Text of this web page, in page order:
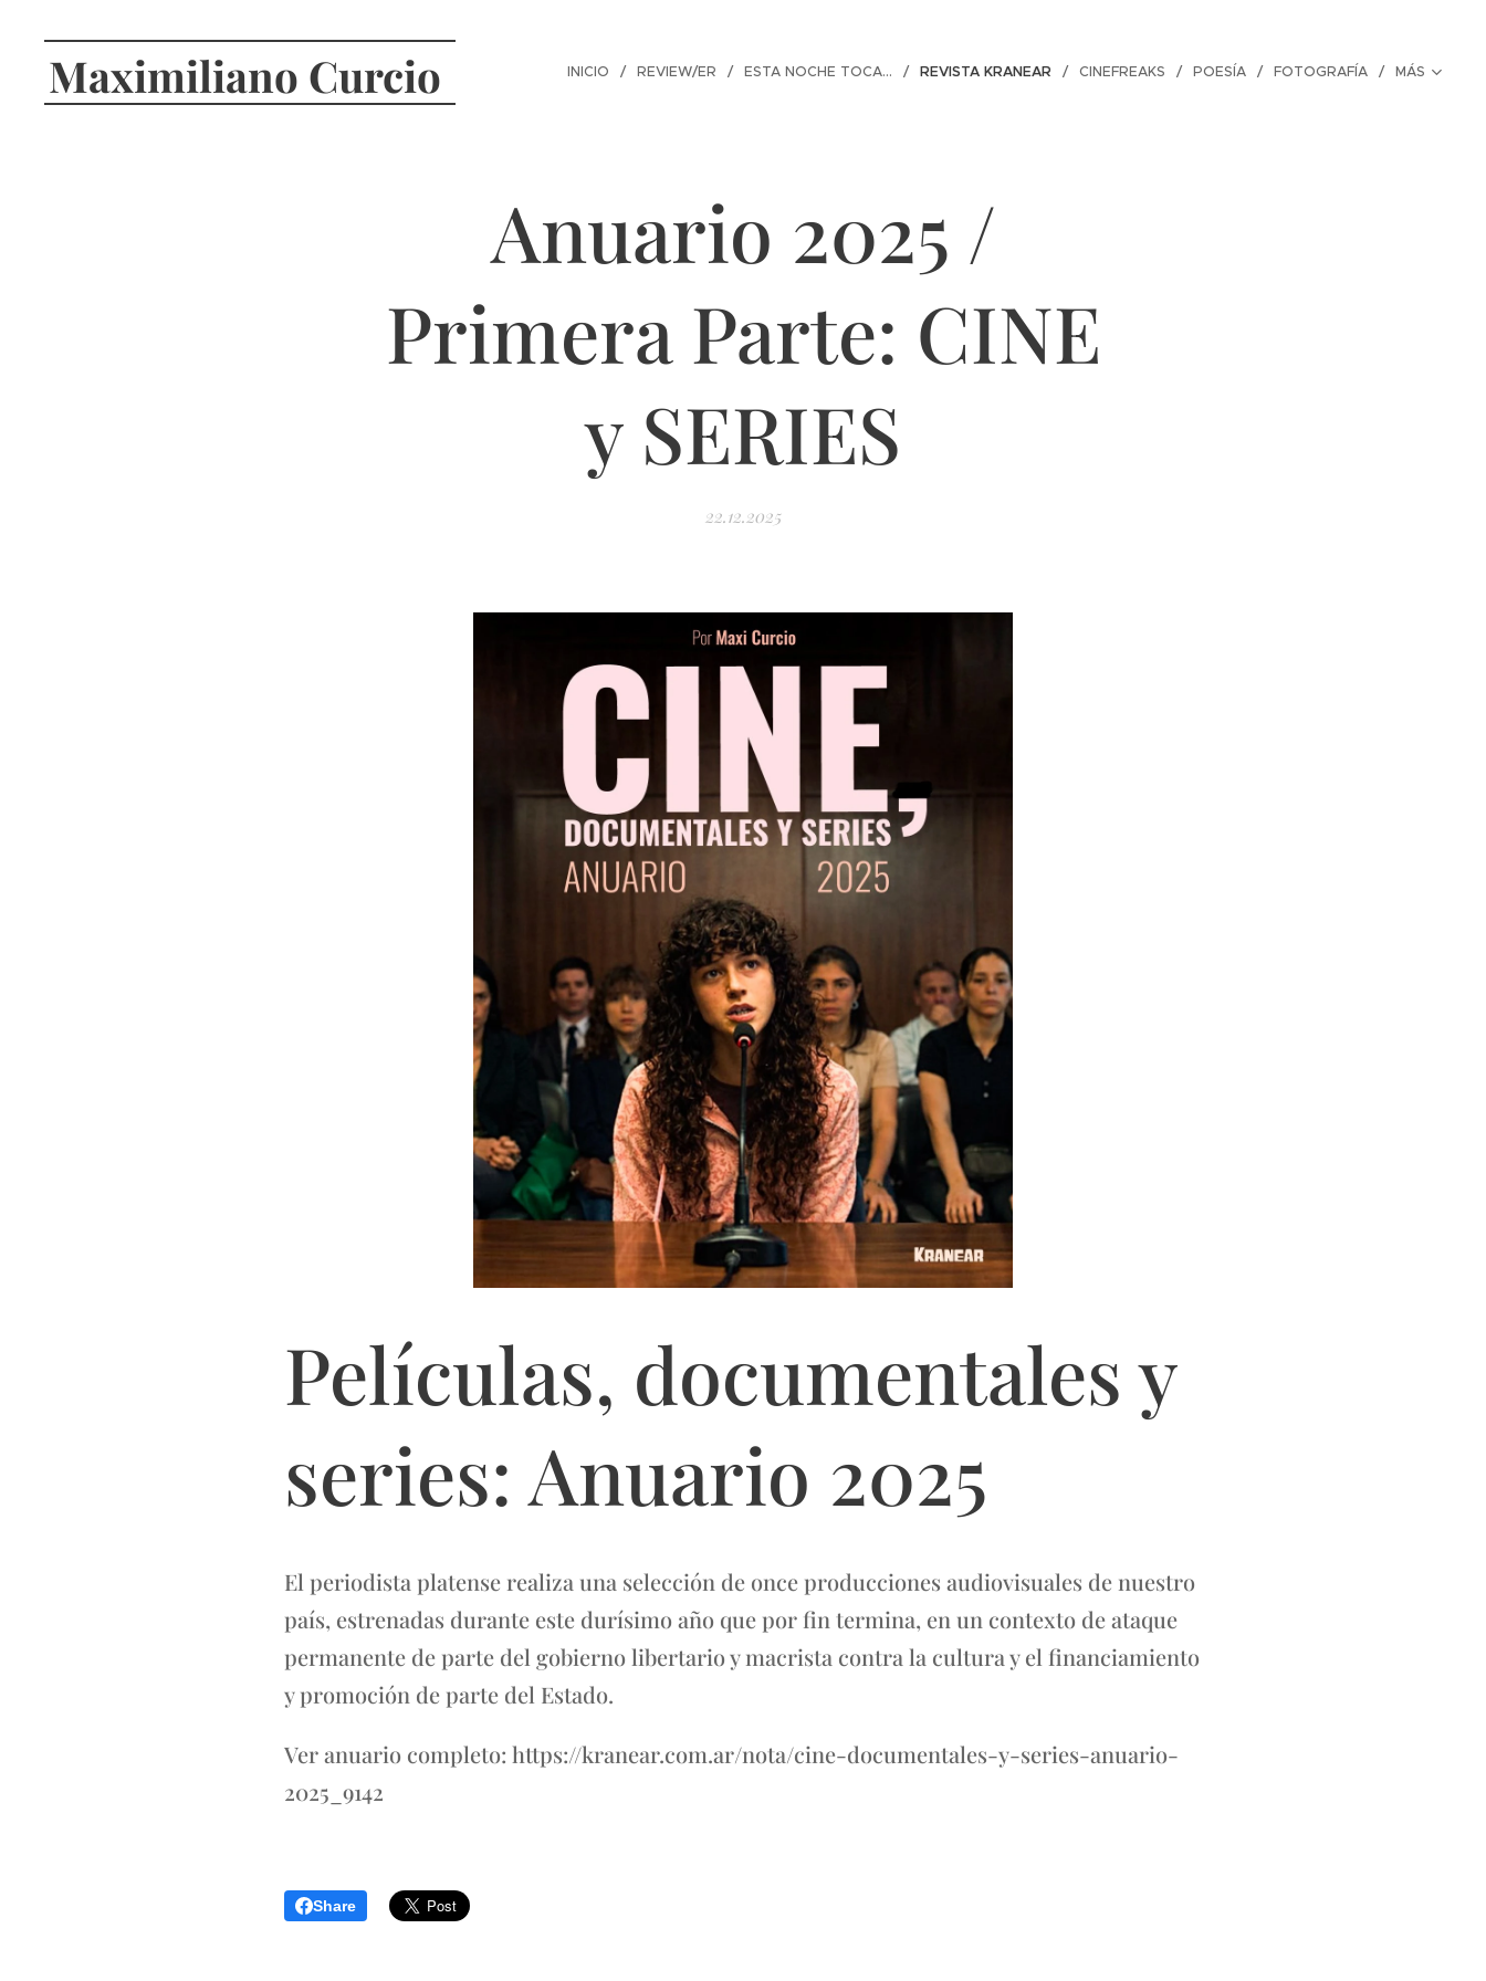
Maximiliano Curcio INICIO REVIEW/ER ESTA NOCHE TOCA... REVISTA KRANEAR CINEFREAKS POESÍA FOTOGRAFÍA MÁS
Anuario 2025 /
Primera Parte: CINE
y SERIES
22.12.2025
Películas, documentales y
series: Anuario 2025
El periodista platense realiza una selección de once producciones audiovisuales de nuestro
país, estrenadas durante este durísimo año que por fin termina, en un contexto de ataque
permanente de parte del gobierno libertario y macrista contra la cultura y el financiamiento
y promoción de parte del Estado.
Ver anuario completo: https://kranear.com.ar/nota/cine-documentales-y-series-anuario-
2025_9142
Share